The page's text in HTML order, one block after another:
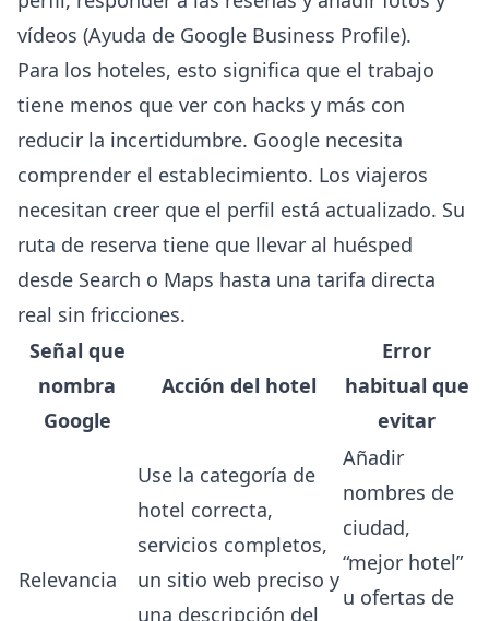
vídeos (Ayuda de Google Business Profile).
Para los hoteles, esto significa que el trabajo
tiene menos que ver con hacks y más con
reducir la incertidumbre. Google necesita
comprender el establecimiento. Los viajeros
necesitan creer que el perfil está actualizado. Su
ruta de reserva tiene que llevar al huésped
desde Search o Maps hasta una tarifa directa
real sin fricciones.
Señal que
nombra
Google
Acción del hotel
Error
habitual que
evitar
Relevancia
Use la categoría de
hotel correcta,
servicios completos,
un sitio web preciso y
una descripción del
Añadir
nombres de
ciudad,
“mejor hotel”
u ofertas de